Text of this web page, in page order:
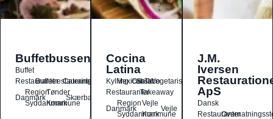
Buffetbussen
Buffet
Restauranter
Buffetrestauranter
Catering
Danmark
Region
Syddanmark
Tønder
Kommune
Skærbæk
Cocina
Latina
Kylling
Mexicansk
OstSalat
TacoVegetarisk
RestauranterTakeaway
Danmark
Region
Syddanmark
Vejle
Kommune
Vejle
J.M.
Iversen
ApS
Dansk
Restauranter